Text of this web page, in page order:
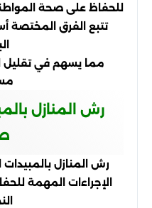
للحفاظ على صحة
تتبع الفرق المختصة
مما يسهم في تقليل
رش المنازل
رش المنازل
الإجراءات المهمة